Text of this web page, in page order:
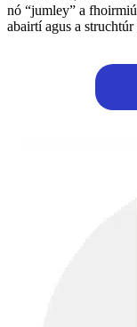
nó “jumley” a
abairtí agus a